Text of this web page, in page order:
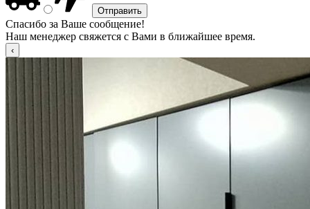
Спасибо за Ваше сообщение!
Наш менеджер свяжется с Вами в ближайшее время.